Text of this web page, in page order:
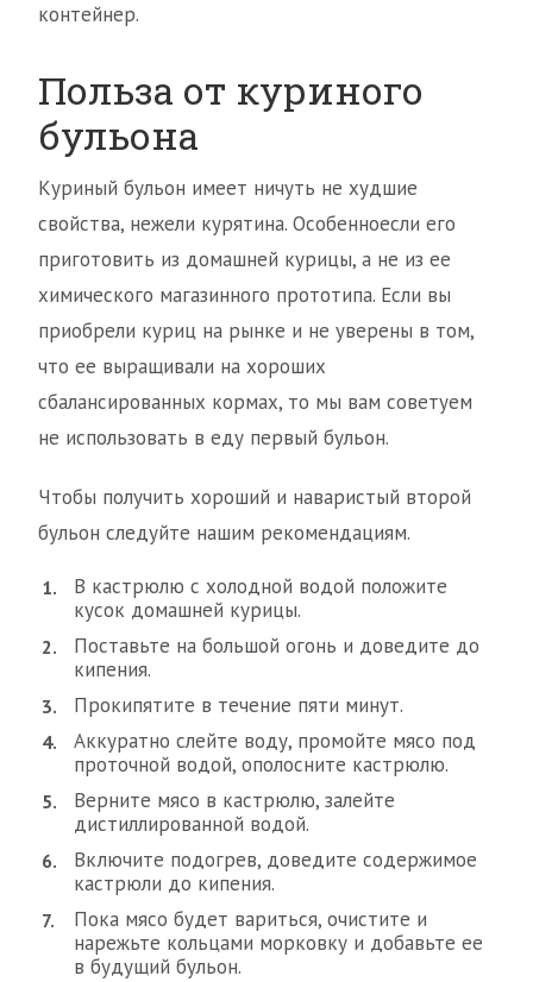
контейнер.
Польза от куриного
бульона
Куриный бульон имеет ничуть не худшие
свойства, нежели курятина. Особенноесли его
приготовить из домашней курицы, а не из ее
химического магазинного прототипа. Если вы
приобрели куриц на рынке и не уверены в том,
что ее выращивали на хороших
сбалансированных кормах, то мы вам советуем
не использовать в еду первый бульон.
Чтобы получить хороший и наваристый второй
бульон следуйте нашим рекомендациям.
В кастрюлю с холодной водой положите
кусок домашней курицы.
Поставьте на большой огонь и доведите до
кипения.
Прокипятите в течение пяти минут.
Аккуратно слейте воду, промойте мясо под
проточной водой, ополосните кастрюлю.
Верните мясо в кастрюлю, залейте
дистиллированной водой.
Включите подогрев, доведите содержимое
кастрюли до кипения.
Пока мясо будет вариться, очистите и
нарежьте кольцами морковку и добавьте ее
в будущий бульон.